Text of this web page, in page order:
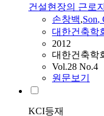
건설현장의 근로
손창백,Son,
대한건축학
2012
대한건축학
Vol.28 No.4
원문보기
KCI등재